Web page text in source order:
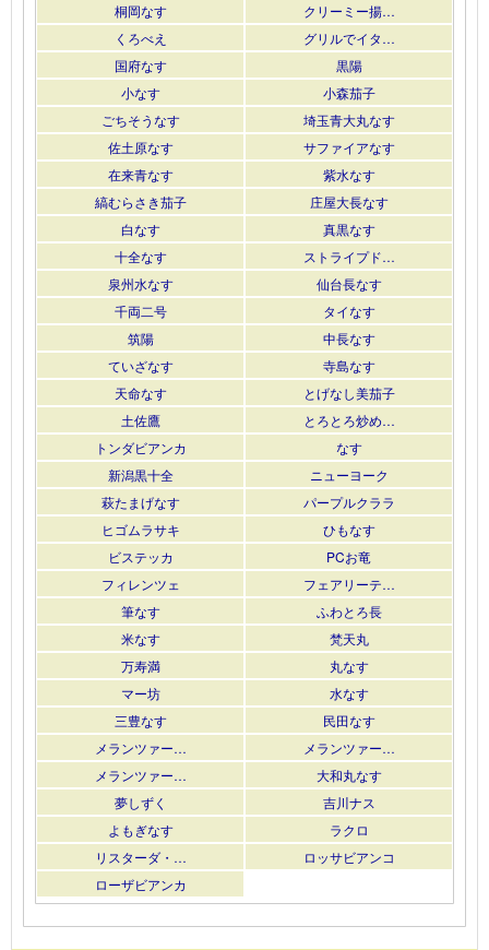
桐岡なす
クリーミー揚…
くろべえ
グリルでイタ…
国府なす
黒陽
小なす
小森茄子
ごちそうなす
埼玉青大丸なす
佐土原なす
サファイアなす
在来青なす
紫水なす
縞むらさき茄子
庄屋大長なす
白なす
真黒なす
十全なす
ストライプド…
泉州水なす
仙台長なす
千両二号
タイなす
筑陽
中長なす
ていざなす
寺島なす
天命なす
とげなし美茄子
土佐鷹
とろとろ炒め…
トンダビアンカ
なす
新潟黒十全
ニューヨーク
萩たまげなす
パープルクララ
ヒゴムラサキ
ひもなす
ビステッカ
PCお竜
フィレンツェ
フェアリーテ…
筆なす
ふわとろ長
米なす
梵天丸
万寿満
丸なす
マー坊
水なす
三豊なす
民田なす
メランツァー…
メランツァー…
メランツァー…
大和丸なす
夢しずく
吉川ナス
よもぎなす
ラクロ
リスターダ・…
ロッサビアンコ
ローザビアンカ